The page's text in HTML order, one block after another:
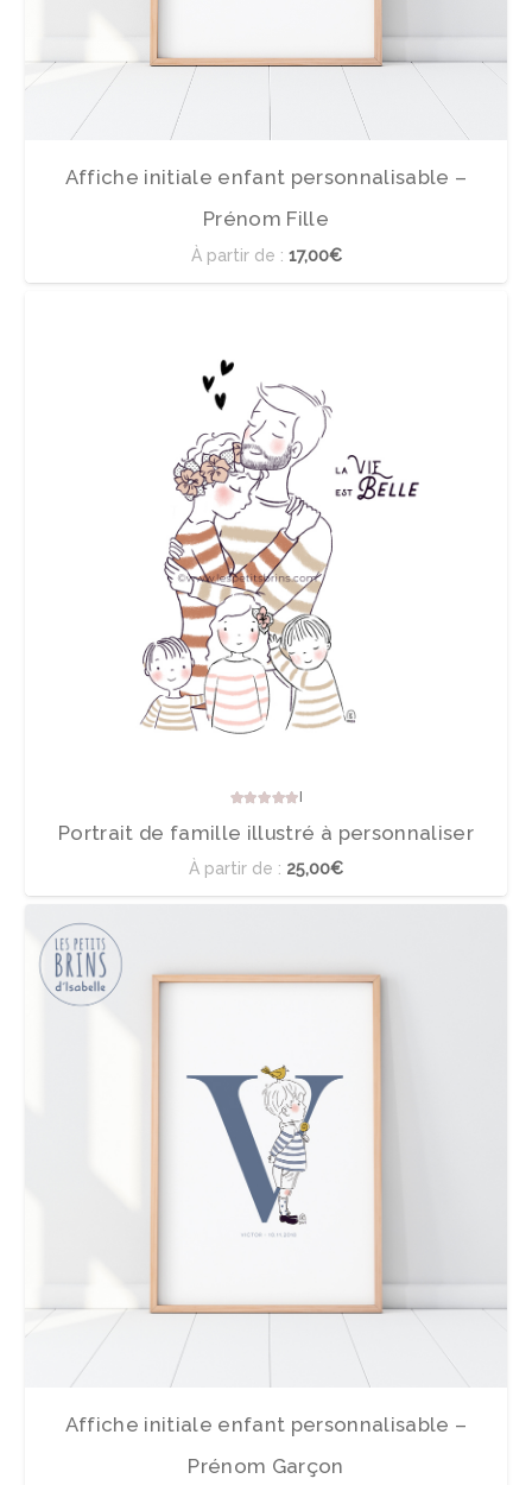
Affiche initiale enfant personnalisable –
Prénom Fille
À partir de : 17,00€
Note
Portrait de famille illustré à personnaliser
À partir de : 25,00€
Affiche initiale enfant personnalisable –
Prénom Garçon